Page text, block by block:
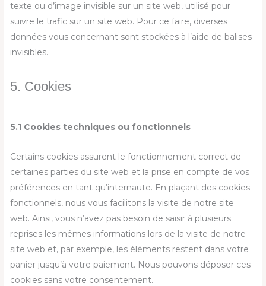
texte ou d’image invisible sur un site web, utilisé pour
suivre le trafic sur un site web. Pour ce faire, diverses
données vous concernant sont stockées à l’aide de balises
invisibles.
5. Cookies
5.1 Cookies techniques ou fonctionnels
Certains cookies assurent le fonctionnement correct de
certaines parties du site web et la prise en compte de vos
préférences en tant qu’internaute. En plaçant des cookies
fonctionnels, nous vous facilitons la visite de notre site
web. Ainsi, vous n’avez pas besoin de saisir à plusieurs
reprises les mêmes informations lors de la visite de notre
site web et, par exemple, les éléments restent dans votre
panier jusqu’à votre paiement. Nous pouvons déposer ces
cookies sans votre consentement.